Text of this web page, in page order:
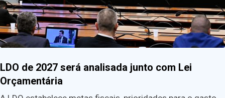
LDO de 2027 será analisada junto com Lei
Orçamentária